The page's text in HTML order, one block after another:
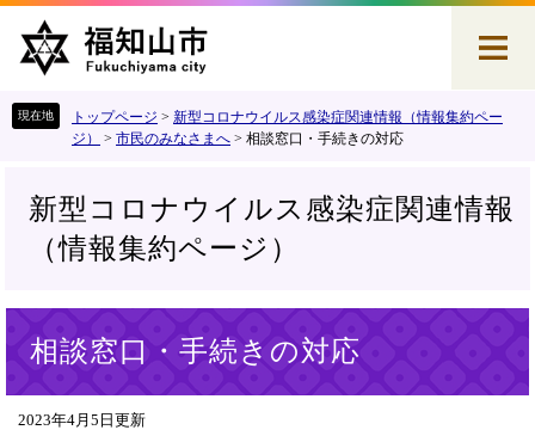
トップページ > 新型コロナウイルス感染症関連情報（情報集約ペー
ジ）
> 市民のみなさまへ > 相談窓口・手続きの対応
新型コロナウイルス感染症関連情報
（情報集約ページ）
相談窓口・手続きの対応
2023年4月5日更新